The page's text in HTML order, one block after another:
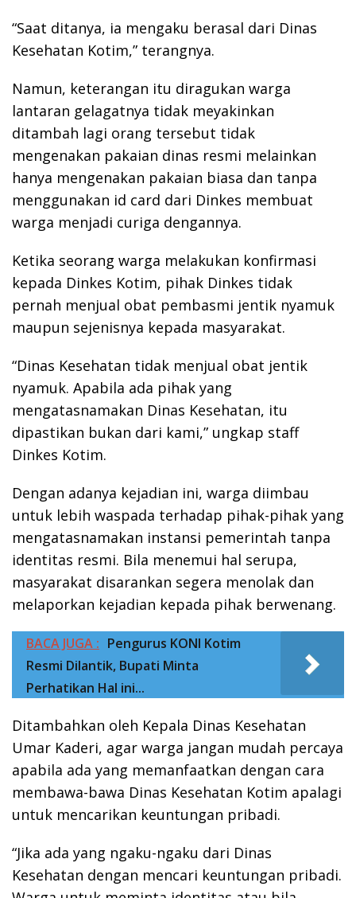
“Saat ditanya, ia mengaku berasal dari Dinas
Kesehatan Kotim,” terangnya.
Namun, keterangan itu diragukan warga
lantaran gelagatnya tidak meyakinkan
ditambah lagi orang tersebut tidak
mengenakan pakaian dinas resmi melainkan
hanya mengenakan pakaian biasa dan tanpa
menggunakan id card dari Dinkes membuat
warga menjadi curiga dengannya.
Ketika seorang warga melakukan konfirmasi
kepada Dinkes Kotim, pihak Dinkes tidak
pernah menjual obat pembasmi jentik nyamuk
maupun sejenisnya kepada masyarakat.
“Dinas Kesehatan tidak menjual obat jentik
nyamuk. Apabila ada pihak yang
mengatasnamakan Dinas Kesehatan, itu
dipastikan bukan dari kami,” ungkap staff
Dinkes Kotim.
Dengan adanya kejadian ini, warga diimbau
untuk lebih waspada terhadap pihak-pihak yang
mengatasnamakan instansi pemerintah tanpa
identitas resmi. Bila menemui hal serupa,
masyarakat disarankan segera menolak dan
melaporkan kejadian kepada pihak berwenang.
BACA JUGA : Pengurus KONI Kotim
Resmi Dilantik, Bupati Minta
Perhatikan Hal ini...
Ditambahkan oleh Kepala Dinas Kesehatan
Umar Kaderi, agar warga jangan mudah percaya
apabila ada yang memanfaatkan dengan cara
membawa-bawa Dinas Kesehatan Kotim apalagi
untuk mencarikan keuntungan pribadi.
“Jika ada yang ngaku-ngaku dari Dinas
Kesehatan dengan mencari keuntungan pribadi.